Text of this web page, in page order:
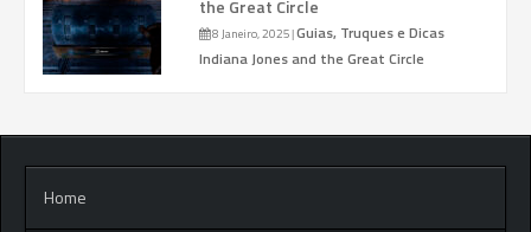
the Great Circle
8 Janeiro, 2025|Guias, Truques e Dicas
Indiana Jones and the Great Circle
Home